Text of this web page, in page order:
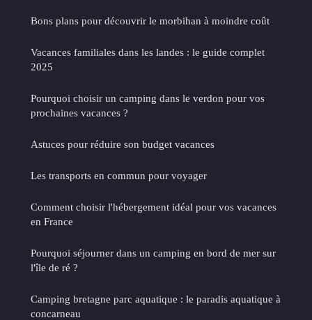
Bons plans pour découvrir le morbihan à moindre coût
Vacances familiales dans les landes : le guide complet
2025
Pourquoi choisir un camping dans le verdon pour vos
prochaines vacances ?
Astuces pour réduire son budget vacances
Les transports en commun pour voyager
Comment choisir l'hébergement idéal pour vos vacances
en France
Pourquoi séjourner dans un camping en bord de mer sur
l'île de ré ?
Camping bretagne parc aquatique : le paradis aquatique à
concarneau